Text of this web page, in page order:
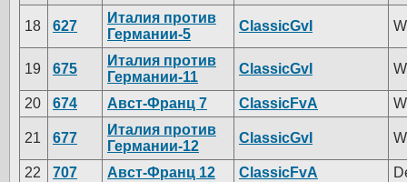
18 627
Италия против
Германии-5
ClassicGvI
19 675
Италия против
Германии-11
ClassicGvI
20 674 Авст-Франц 7 ClassicFvA
21 677
Италия против
Германии-12
ClassicGvI
22 707 Авст-Франц 12 ClassicFvA